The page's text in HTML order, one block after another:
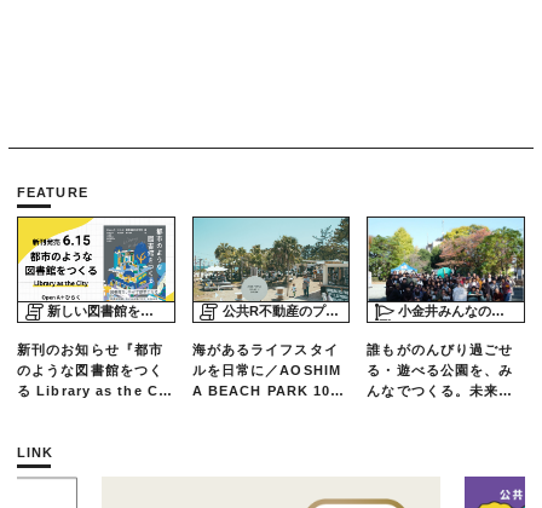
FEATURE
新しい図書館をめぐる旅
新刊のお知らせ『都市
のような図書館をつく
る Library as the Cit
公共R不動産のプロジェクトスタディ
海があるライフスタイ
ルを日常に／AOSHIM
A BEACH PARK 10年
小金井みんなの公園プロジェクト「play here」
誰もがのんびり過ごせ
る・遊べる公園を、み
んなでつくる。未来の
LINK